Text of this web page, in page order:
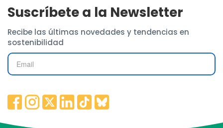
Suscríbete a la Newsletter
Recibe las últimas novedades y tendencias en
sostenibilidad